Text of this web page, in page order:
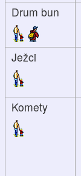
Drum bun
Ježci
Komety